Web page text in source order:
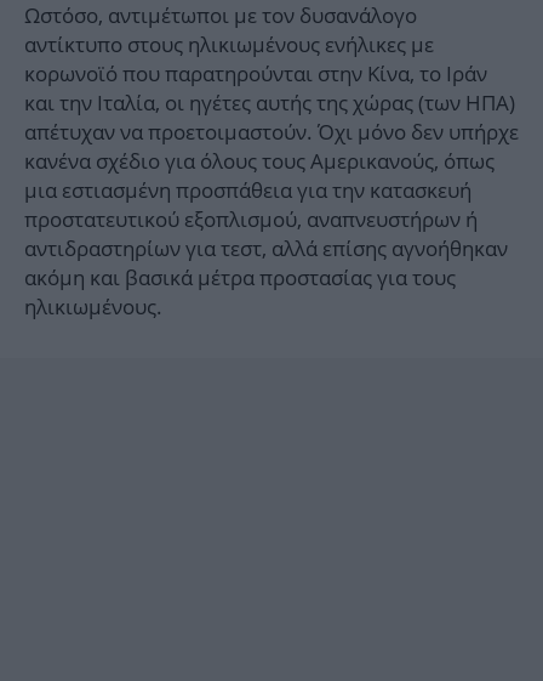
Ωστόσο, αντιμέτωποι με τον δυσανάλογο
αντίκτυπο στους ηλικιωμένους ενήλικες με
κορωνοϊό που παρατηρούνται στην Κίνα, το Ιράν
και την Ιταλία, οι ηγέτες αυτής της χώρας (των ΗΠΑ)
απέτυχαν να προετοιμαστούν. Όχι μόνο δεν υπήρχε
κανένα σχέδιο για όλους τους Αμερικανούς, όπως
μια εστιασμένη προσπάθεια για την κατασκευή
προστατευτικού εξοπλισμού, αναπνευστήρων ή
αντιδραστηρίων για τεστ, αλλά επίσης αγνοήθηκαν
ακόμη και βασικά μέτρα προστασίας για τους
ηλικιωμένους.